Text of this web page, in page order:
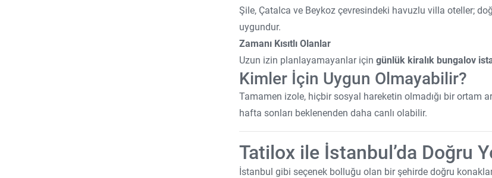
Şile, Çatalca ve Beykoz çevresindeki havuzlu villa oteller;
uygundur.
Zamanı Kısıtlı Olanlar
Uzun izin planlayamayanlar için günlük kiralık bungalov
Kimler İçin Uygun Olmayabilir?
Tamamen izole, hiçbir sosyal hareketin olmadığı bir ortam
hafta sonları beklenenden daha canlı olabilir.
Tatilox ile İstanbul’da Doğru
İstanbul gibi seçenek bolluğu olan bir şehirde doğru